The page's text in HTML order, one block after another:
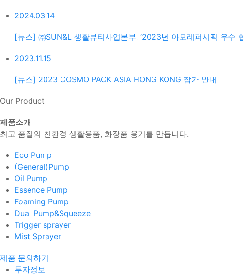
2024.03.14
[뉴스] ㈜SUN&L 생활뷰티사업본부, ‘2023년 아모레퍼시픽 우수
2023.11.15
[뉴스] 2023 COSMO PACK ASIA HONG KONG 참가 안내
Our Product
제품소개
최고 품질의 친환경 생활용품, 화장품 용기를 만듭니다.
Eco Pump
(General)Pump
Oil Pump
Essence Pump
Foaming Pump
Dual Pump&Squeeze
Trigger sprayer
Mist Sprayer
제품 문의하기
투자정보